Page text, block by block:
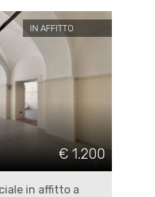
IN AFFITTO
€ 1.200
in affitto a